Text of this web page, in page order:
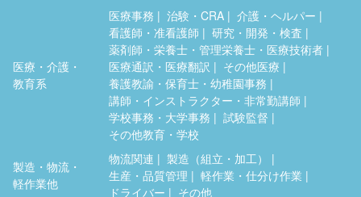
医療・介護・
教育系
医療事務 治験・CRA
介護・ヘルパー
看護師・准看護師
研究・開発・検査
薬剤師・栄養士・管理栄養士・医療技術者
医療通訳・医療翻訳
その他医療
養護教諭・保育士・幼稚園事務
講師・インストラクター・非常勤講師
学校事務・大学事務
試験監督
その他教育・学校
製造・物流・
軽作業他
物流関連
製造（組立・加工）
生産・品質管理
軽作業・仕分け作業
ドライバー
その他